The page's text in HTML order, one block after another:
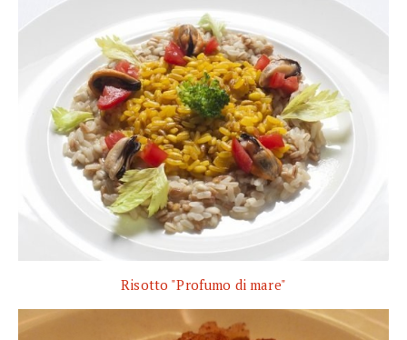
Risotto "Profumo di mare"